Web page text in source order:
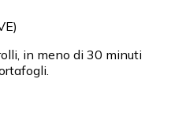
in meno di 30 minuti